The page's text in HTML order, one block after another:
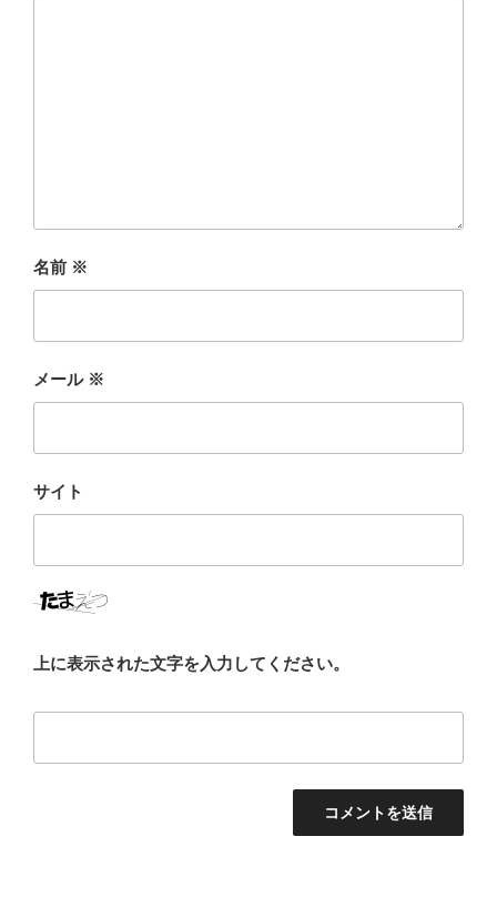
名前 ※
メール ※
サイト
上に表示された文字を入力してください。